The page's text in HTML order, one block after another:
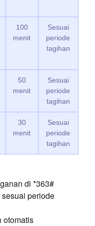
100
menit
Sesuai
periode
tagihan
50
menit
Sesuai
periode
tagihan
30
menit
Sesuai
periode
tagihan
di *363#
periode
otomatis